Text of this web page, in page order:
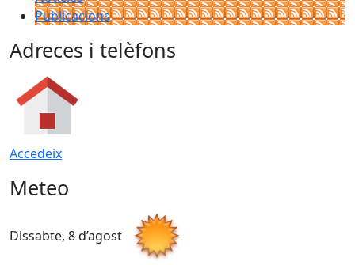
Publicacions
Adreces i telèfons
Accedeix
Meteo
Dissabte, 8 d’agost